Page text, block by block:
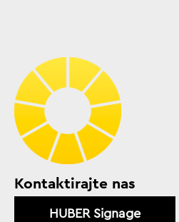
Kontaktirajte nas
HUBER Signage